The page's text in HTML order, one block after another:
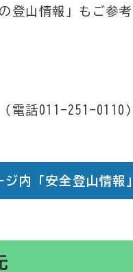
登山情報」もご参考
電話011-251-0110
内「安全登山情報」